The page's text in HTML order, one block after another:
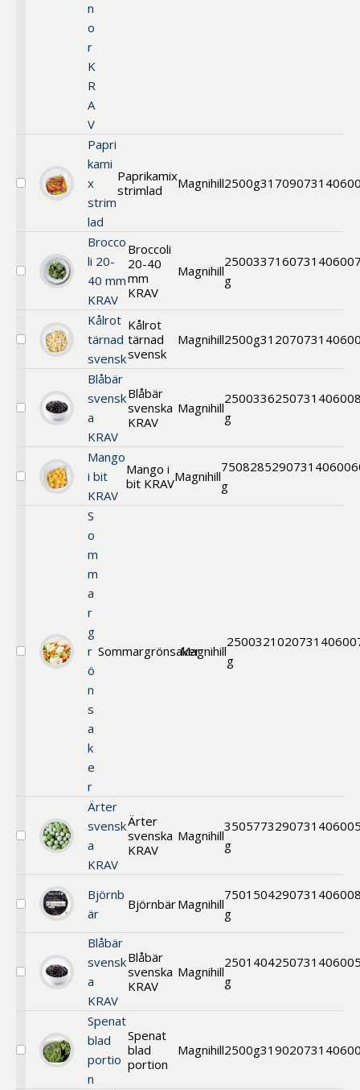
n
o
r
K
R
A
V
Välj
Papri
kami
x
strim
lad
Paprikamix
strimlad
Magnihill2500g31709
Välj
Brocco
li 20-
40 mm
KRAV
Broccoli
20-40
mm
KRAV
Magnihill
2500
g
33716
Välj
tärnad
Kålrot
tärnad
svensk
Kålrot
tärnad
svensk
Magnihill2500g31207
Välj
Blåbär
svensk
a
KRAV
Blåbär
svenska
KRAV
Magnihill
2500
g
33625
Välj
Mango
i bit
KRAV
Mango i
bit KRAVMagnihill
750
g
828529
Välj
Sommargrönsaker
S
o
m
m
a
r
g
r
ö
n
s
a
k
e
r
SommargrönsakerMagnihill
2500
g
32102
Välj
Ärter
svensk
a
KRAV
Ärter
svenska
KRAV
Magnihill
350
g
577329
Välj
Björnb
är
BjörnbärMagnihill
750
g
150429
Välj
Blåbär
svensk
a
KRAV
Blåbär
svenska
KRAV
Magnihill
250
g
140425
Välj
Spenat
blad
portio
n
Spenat
blad
portion
Magnihill2500g31902